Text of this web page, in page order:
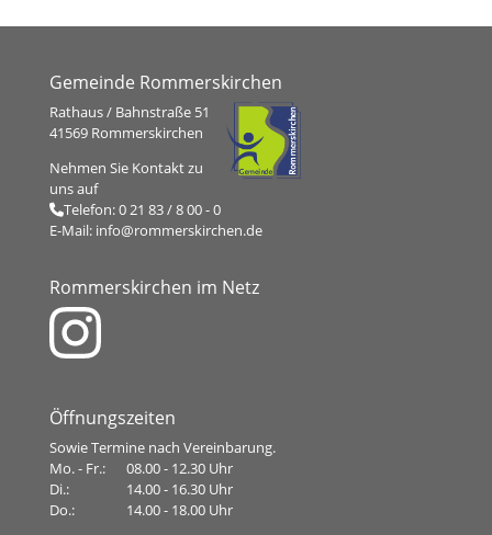
Gemeinde Rommerskirchen
Rathaus / Bahnstraße 51
41569 Rommerskirchen
Nehmen Sie Kontakt zu
uns auf
Telefon:0 21 83 / 8 00 - 0
E-Mail: info@rommerskirchen.de
Rommerskirchen im Netz
Öffnungszeiten
Sowie Termine nach Vereinbarung.
Mo. - Fr.:
08.00 - 12.30 Uhr
Di.:
14.00 - 16.30 Uhr
Do.:
14.00 - 18.00 Uhr